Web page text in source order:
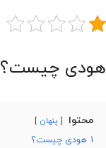
هودی چیست؟
محتوا پنهان
1 هودی چیست؟